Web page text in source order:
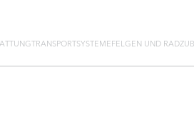
TRANSPORTSYSTEMEFELGEN UND